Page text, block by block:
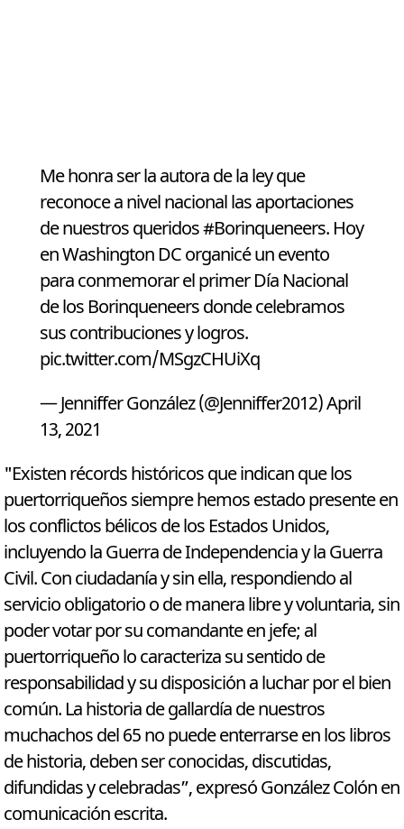
Me honra ser la autora de la ley que
reconoce a nivel nacional las aportaciones
de nuestros queridos#Borinqueneers. Hoy
en Washington DC organicé un evento
para conmemorar el primer Día Nacional
de los Borinqueneers donde celebramos
sus contribuciones y logros.
pic.twitter.com/MSgzCHUiXq
— Jenniffer González (@Jenniffer2012)April
13, 2021
"Existen récords históricos que indican que los
puertorriqueños siempre hemos estado presente en
los conflictos bélicos de los Estados Unidos,
incluyendo la Guerra de Independencia y la Guerra
Civil. Con ciudadanía y sin ella, respondiendo al
servicio obligatorio o de manera libre y voluntaria, sin
poder votar por su comandante en jefe; al
puertorriqueño lo caracteriza su sentido de
responsabilidad y su disposición a luchar por el bien
común. La historia de gallardía de nuestros
muchachos del 65 no puede enterrarse en los libros
de historia, deben ser conocidas, discutidas,
difundidas y celebradas”, expresó González Colón en
comunicación escrita.